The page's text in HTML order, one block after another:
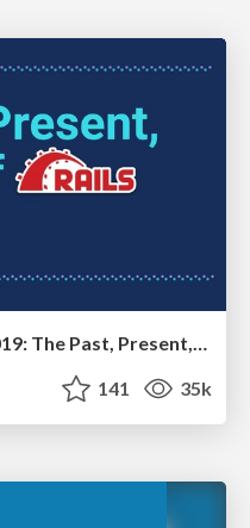
RailsConf & Balkan Ruby 2019: The Past, Present, and Future of Rails at GitHub
141 35k